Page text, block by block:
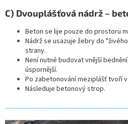
C) Dvouplášťová nádrž –
Beton se lije pouze do prostoru
Nádrž se usazuje žebry do
strany.
Není nutné budovat vnější
úspornější.
Po zabetonování meziplášť tvoří
Následuje betonový strop.